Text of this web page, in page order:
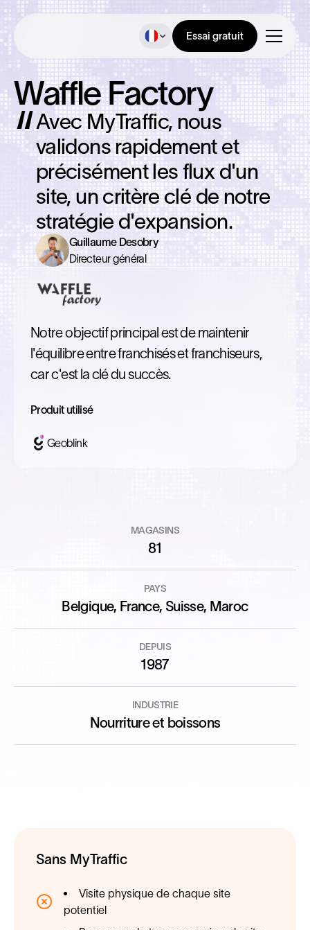
Essai gratuit
Waffle Factory
Avec MyTraffic, nous
validons rapidement et
précisément les flux d'un
site, un critère clé de notre
stratégie d'expansion.
Guillaume Desobry
Directeur général
Notre objectif principal est de maintenir
l'équilibre entre franchisés et franchiseurs,
car c'est la clé du succès.
Produit utilisé
Geoblink
MAGASINS
81
PAYS
Belgique, France, Suisse, Maroc
DEPUIS
1987
INDUSTRIE
Nourriture et boissons
Sans MyTraffic
Visite physique de chaque site
potentiel